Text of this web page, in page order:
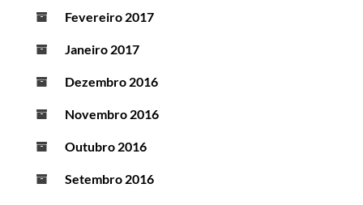
Fevereiro 2017
Janeiro 2017
Dezembro 2016
Novembro 2016
Outubro 2016
Setembro 2016